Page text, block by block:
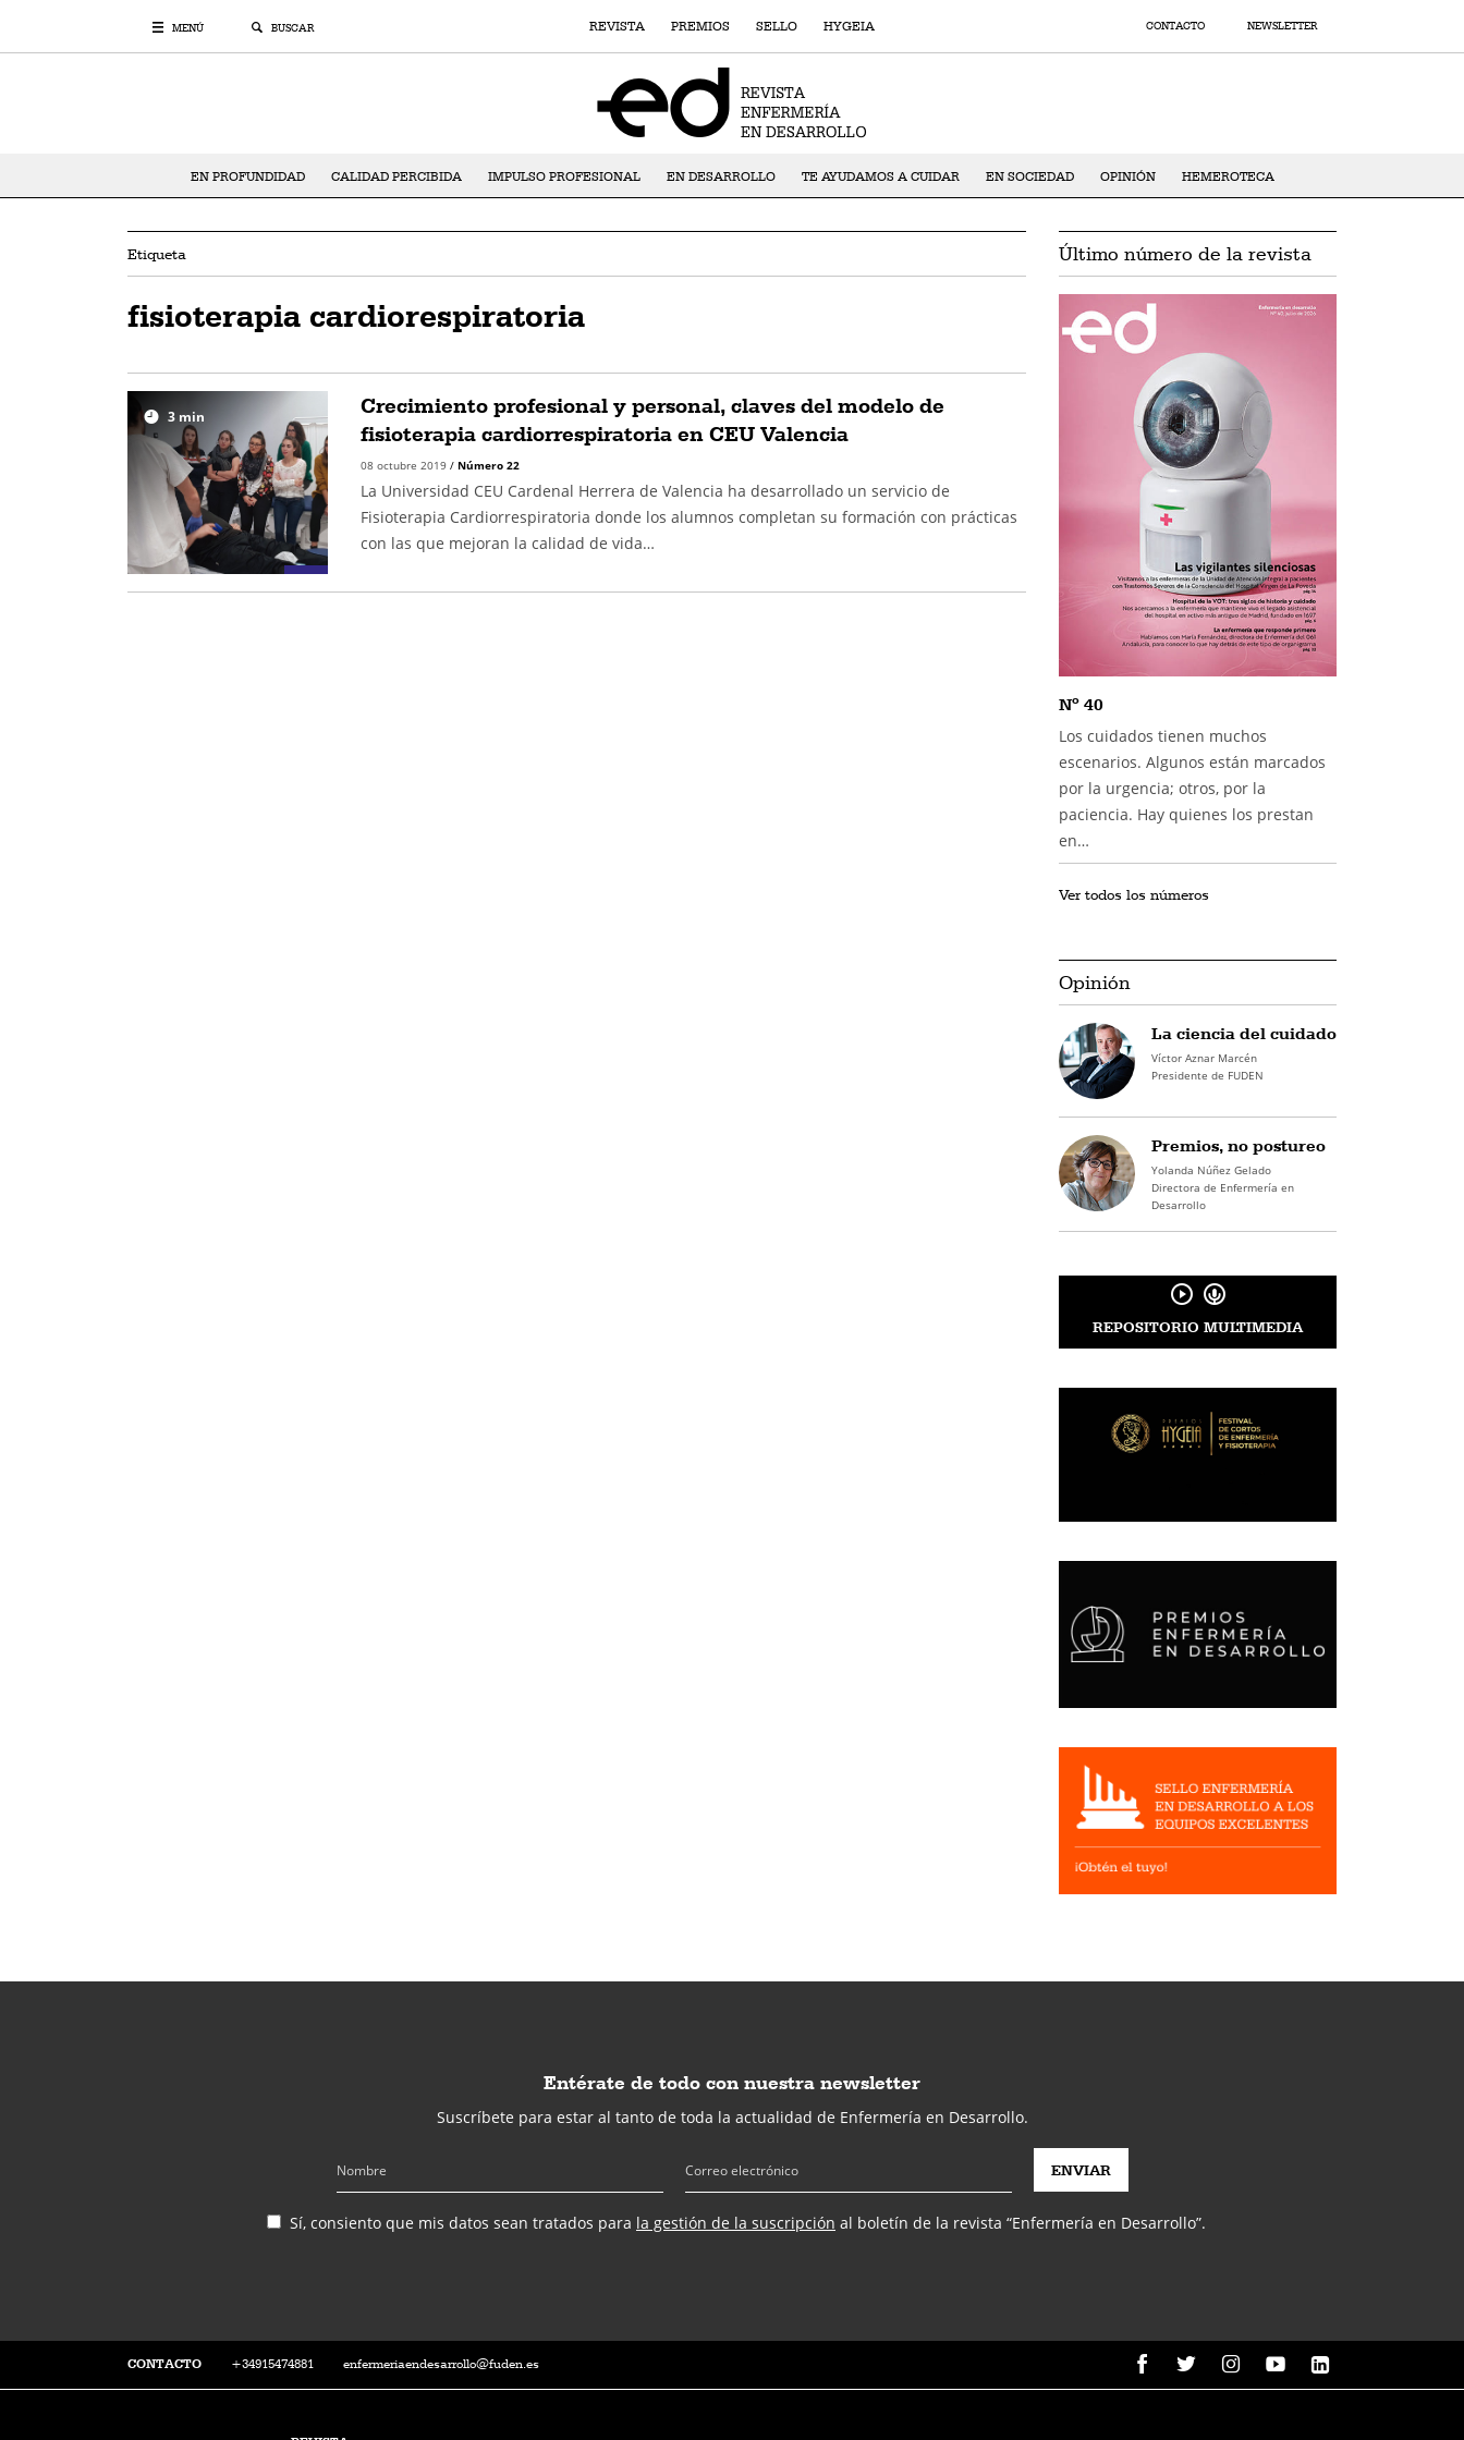
MENÚ BUSCAR REVISTA PREMIOS SELLO HYGEIA CONTACTO NEWSLETTER
EN PROFUNDIDAD CALIDAD PERCIBIDA IMPULSO PROFESIONAL EN DESARROLLO TE AYUDAMOS A CUIDAR EN SOCIEDAD OPINIÓN HEMEROTECA
Etiqueta
fisioterapia cardiorespiratoria
3 min
Crecimiento profesional y personal, claves del modelo de
fisioterapia cardiorrespiratoria en CEU Valencia
08 octubre 2019 / Número 22
La Universidad CEU Cardenal Herrera de Valencia ha desarrollado un servicio de
Fisioterapia Cardiorrespiratoria donde los alumnos completan su formación con prácticas
con las que mejoran la calidad de vida…
Último número de la revista
Nº 40
Los cuidados tienen muchos
escenarios. Algunos están marcados
por la urgencia; otros, por la
paciencia. Hay quienes los prestan
en…
Ver todos los números
Opinión
La ciencia del cuidado
Víctor Aznar Marcén
Presidente de FUDEN
Premios, no postureo
Yolanda Núñez Gelado
Directora de Enfermería en
Desarrollo
REPOSITORIO MULTIMEDIA
Entérate de todo con nuestra newsletter
Suscríbete para estar al tanto de toda la actualidad de Enfermería en Desarrollo.
Sí, consiento que mis datos sean tratados para la gestión de la suscripción al boletín de la revista “Enfermería en Desarrollo”.
CONTACTO +34915474881 enfermeriaendesarrollo@fuden.es